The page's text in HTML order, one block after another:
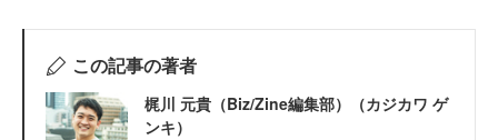
この記事の著者
梶川 元貴（Biz/Zine編集部）（カジカワ ゲ
ンキ）